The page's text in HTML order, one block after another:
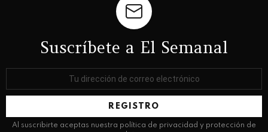
Suscríbete a El Semanal
Al suscribirte aceptas nuestra política de privacidad y protección de